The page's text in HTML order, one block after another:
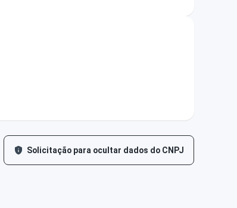
Solicitação para ocultar dados do CNPJ